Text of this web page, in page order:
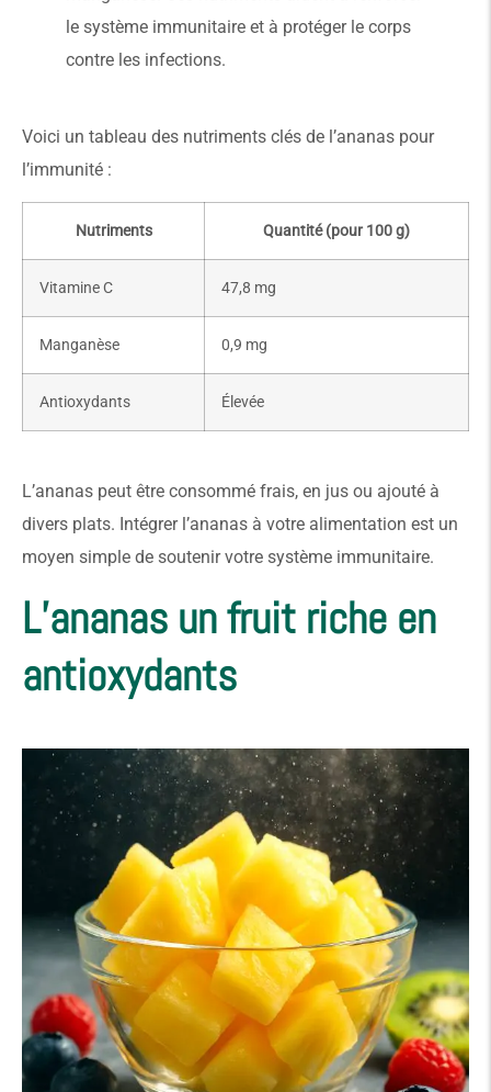
le système immunitaire et à protéger le corps
contre les infections.
Voici un tableau des nutriments clés de l’ananas pour
l’immunité :
Nutriments Quantité (pour 100 g)
Vitamine C 47,8 mg
Manganèse 0,9 mg
Antioxydants Élevée
L’ananas peut être consommé frais, en jus ou ajouté à
divers plats. Intégrer l’ananas à votre alimentation est un
moyen simple de soutenir votre système immunitaire.
L’ananas un fruit riche en
antioxydants